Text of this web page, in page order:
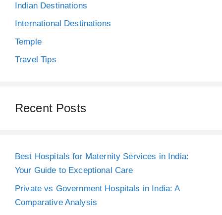
Indian Destinations
International Destinations
Temple
Travel Tips
Recent Posts
Best Hospitals for Maternity Services in India:
Your Guide to Exceptional Care
Private vs Government Hospitals in India: A
Comparative Analysis